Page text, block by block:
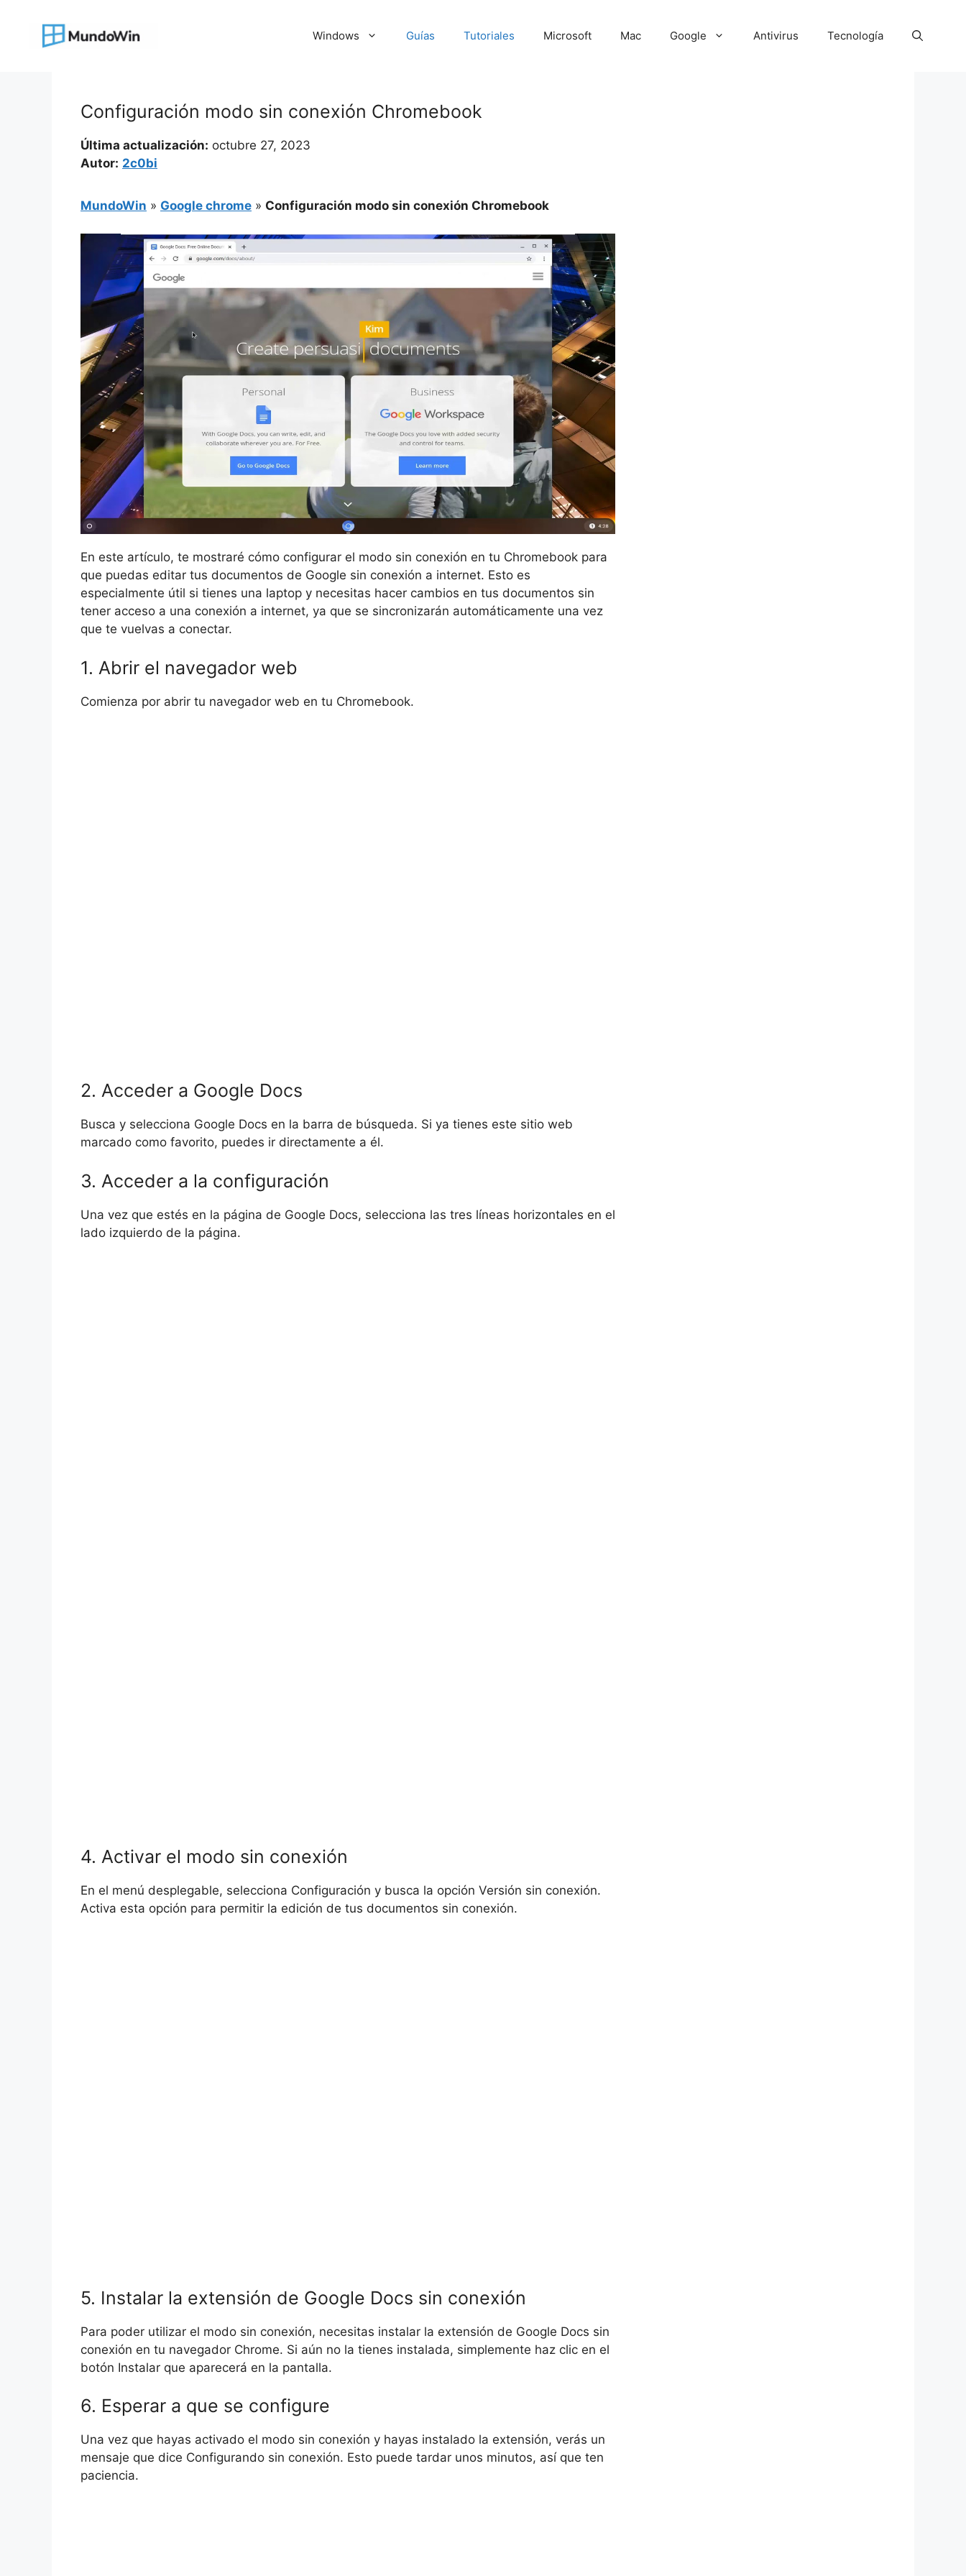
contenido
Windows Guías Tutoriales Microsoft Mac Google Antivirus Tecnología
Configuración modo sin conexión Chromebook
Última actualización: octubre 27, 2023
Autor: 2c0bi
MundoWin » Google chrome » Configuración modo sin conexión Chromebook
En este artículo, te mostraré cómo configurar el modo sin conexión en tu Chromebook para
que puedas editar tus documentos de Google sin conexión a internet. Esto es
especialmente útil si tienes una laptop y necesitas hacer cambios en tus documentos sin
tener acceso a una conexión a internet, ya que se sincronizarán automáticamente una vez
que te vuelvas a conectar.
1. Abrir el navegador web
Comienza por abrir tu navegador web en tu Chromebook.
2. Acceder a Google Docs
Busca y selecciona Google Docs en la barra de búsqueda. Si ya tienes este sitio web
marcado como favorito, puedes ir directamente a él.
3. Acceder a la configuración
Una vez que estés en la página de Google Docs, selecciona las tres líneas horizontales en el
lado izquierdo de la página.
4. Activar el modo sin conexión
En el menú desplegable, selecciona Configuración y busca la opción Versión sin conexión.
Activa esta opción para permitir la edición de tus documentos sin conexión.
5. Instalar la extensión de Google Docs sin conexión
Para poder utilizar el modo sin conexión, necesitas instalar la extensión de Google Docs sin
conexión en tu navegador Chrome. Si aún no la tienes instalada, simplemente haz clic en el
botón Instalar que aparecerá en la pantalla.
6. Esperar a que se configure
Una vez que hayas activado el modo sin conexión y hayas instalado la extensión, verás un
mensaje que dice Configurando sin conexión. Esto puede tardar unos minutos, así que ten
paciencia.